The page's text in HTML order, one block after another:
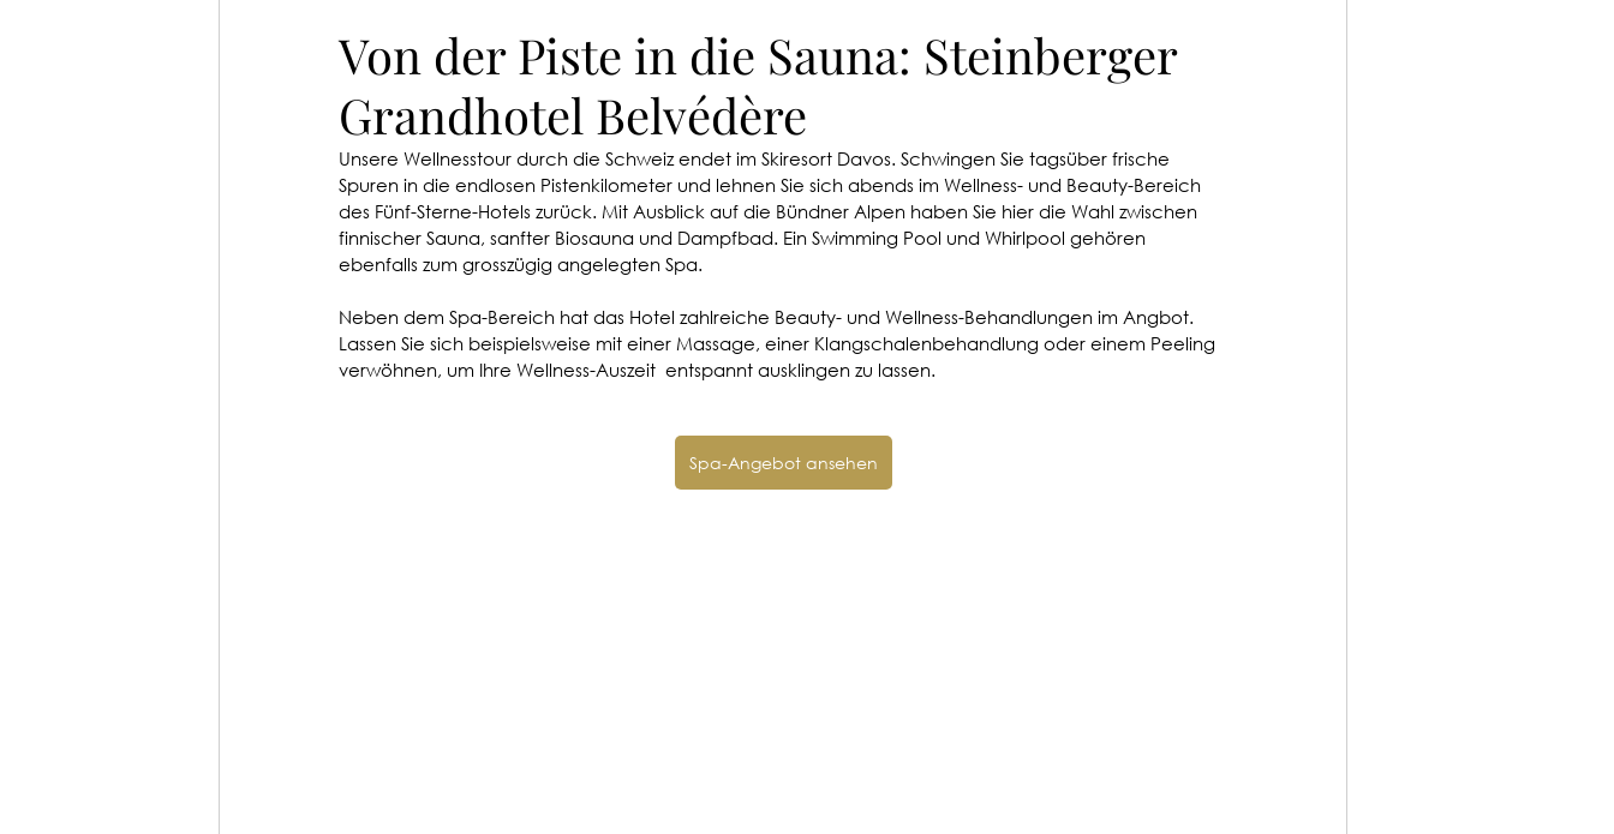
Von der Piste in die Sauna: Steinberger
Grandhotel Belvédère
Unsere Wellnesstour durch die Schweiz endet im Skiresort Davos. Schwingen Sie tagsüber frische
Spuren in die endlosen Pistenkilometer und lehnen Sie sich abends im Wellness- und Beauty-Bereich
des Fünf-Sterne-Hotels zurück. Mit Ausblick auf die Bündner Alpen haben Sie hier die Wahl zwischen
finnischer Sauna, sanfter Biosauna und Dampfbad. Ein Swimming Pool und Whirlpool gehören
ebenfalls zum grosszügig angelegten Spa.
Neben dem Spa-Bereich hat das Hotel zahlreiche Beauty- und Wellness-Behandlungen im Angbot.
Lassen Sie sich beispielsweise mit einer Massage, einer Klangschalenbehandlung oder einem Peeling
verwöhnen, um Ihre Wellness-Auszeit  entspannt ausklingen zu lassen.
Spa-Angebot ansehen